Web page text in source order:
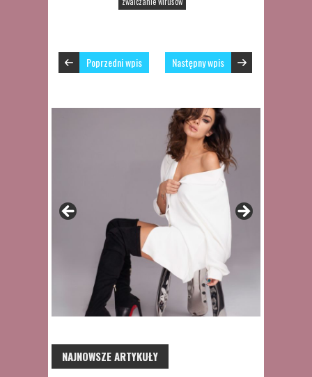
Poprzedni wpis Następny wpis
NAJNOWSZE ARTYKUŁY